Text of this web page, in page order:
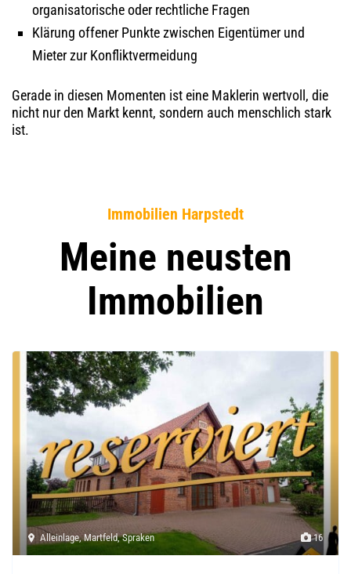
organisatorische oder rechtliche Fragen
Klärung offener Punkte zwischen Eigentümer und
Mieter zur Konfliktvermeidung
Gerade in diesen Momenten ist eine Maklerin wertvoll, die
nicht nur den Markt kennt, sondern auch menschlich stark
ist.
Immobilien Harpstedt
Meine neusten
Immobilien
16
Alleinlage,Martfeld,Spraken